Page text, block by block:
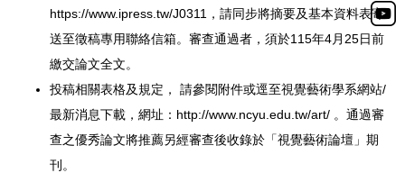
https://www.ipress.tw/J0311 ，請同步將摘要及基本資料表寄
送至徵稿專用聯絡信箱。 審查通過者，須於115年4月25日前
繳交論文全文。
投稿相關表格及規定， 請參閱附件或逕至視覺藝術學系網站/
最新消息下載，網址： http://www.ncyu.edu.tw/art/ 。通過審
查之優秀論文將推薦另經審查後收錄於「視覺藝術論壇」 期
刊。